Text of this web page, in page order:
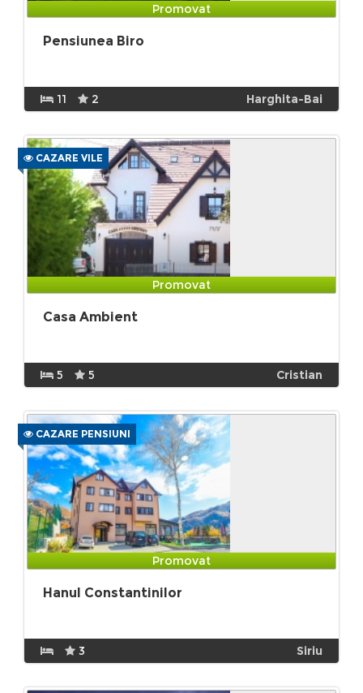
Promovat
Pensiunea Biro
11 2 Harghita-Bai
CAZARE VILE
Promovat
Casa Ambient
5 5 Cristian
CAZARE PENSIUNI
Promovat
Hanul Constantinilor
3 Siriu